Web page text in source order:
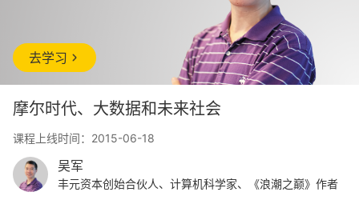
去学习
摩尔时代、大数据和未来社会
课程上线时间：2015-06-18
吴军
丰元资本创始合伙人、计算机科学家、《浪潮之巅》作者